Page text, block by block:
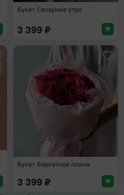
Букет Сахарное утро
3 399 ₽
Добавить в избранное
Букет Бархатное пламя
3 399 ₽